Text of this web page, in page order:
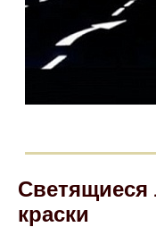
краски